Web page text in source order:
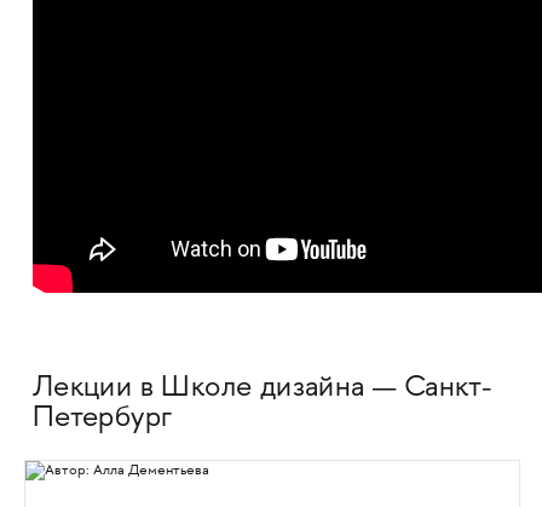
Лекции в Школе дизайна — Санкт-
Петербург